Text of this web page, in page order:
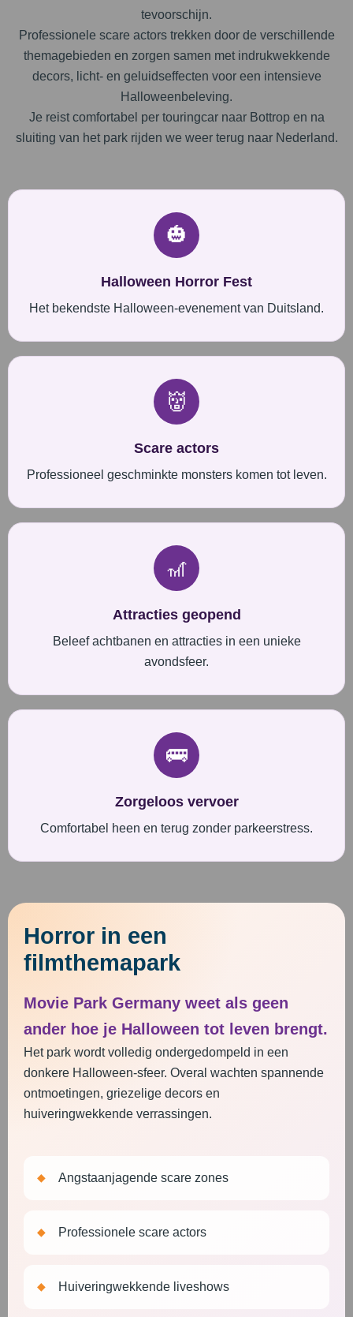
tevoorschijn.
Professionele scare actors trekken door de verschillende
themagebieden en zorgen samen met indrukwekkende
decors, licht- en geluidseffecten voor een intensieve
Halloweenbeleving.
Je reist comfortabel per touringcar naar Bottrop en na
sluiting van het park rijden we weer terug naar Nederland.
🎃
Halloween Horror Fest
Het bekendste Halloween-evenement van Duitsland.
👹
Scare actors
Professioneel geschminkte monsters komen tot leven.
🎢
Attracties geopend
Beleef achtbanen en attracties in een unieke
avondsfeer.
🚌
Zorgeloos vervoer
Comfortabel heen en terug zonder parkeerstress.
Horror in een
filmthemapark
Movie Park Germany weet als geen
ander hoe je Halloween tot leven brengt.
Het park wordt volledig ondergedompeld in een
donkere Halloween-sfeer. Overal wachten spannende
ontmoetingen, griezelige decors en
huiveringwekkende verrassingen.
Angstaanjagende scare zones
Professionele scare actors
Huiveringwekkende liveshows